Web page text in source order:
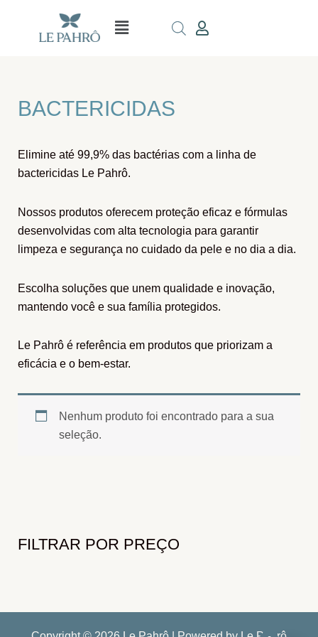
Menu
FILTRAR POR PREÇO
BACTERICIDAS
Elimine até 99,9% das bactérias com a linha de
bactericidas Le Pahrô.
Nossos produtos oferecem proteção eficaz e fórmulas
desenvolvidas com alta tecnologia para garantir
limpeza e segurança no cuidado da pele e no dia a dia.
Escolha soluções que unem qualidade e inovação,
mantendo você e sua família protegidos.
Le Pahrô é referência em produtos que priorizam a
eficácia e o bem-estar.
Nenhum produto foi encontrado para a sua
seleção.